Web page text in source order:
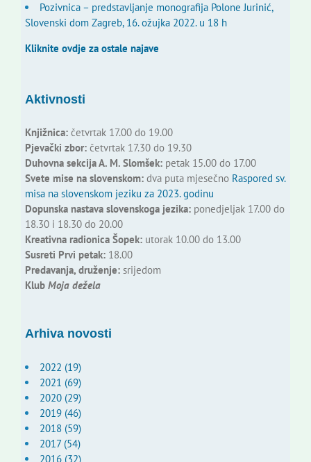
Pozivnica – predstavljanje monografija Polone Jurinić,
Slovenski dom Zagreb, 16. ožujka 2022. u 18 h
Kliknite ovdje za ostale najave
Aktivnosti
Knjižnica:četvrtak 17.00 do 19.00
Pjevački zbor:četvrtak 17.30 do 19.30
Duhovna sekcija A. M. Slomšek:petak 15.00 do 17.00
Svete mise na slovenskom:dva puta mjesečno Raspored sv.
misa na slovenskom jeziku za 2023. godinu
Dopunska nastava slovenskoga jezika:ponedjeljak 17.00 do
18.30 i 18.30 do 20.00
Kreativna radionica Šopek:utorak 10.00 do 13.00
Susreti Prvi petak:18.00
Predavanja, druženje:srijedom
Klub Moja dežela
Arhiva novosti
2022 (19)
2021 (69)
2020 (29)
2019 (46)
2018 (59)
2017 (54)
2016 (32)